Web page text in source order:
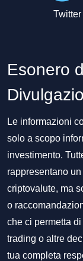
Twitter
Esonero
Le informazioni
solo a scopo
investimento.
rappresentano
criptovalute, ma
o
che ci permetta
trading o altre
tua completa